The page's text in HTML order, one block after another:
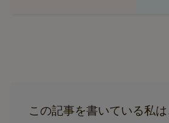
この記事を書いている私